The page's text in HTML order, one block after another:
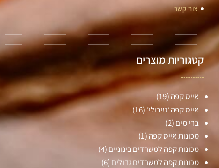
צור קשר
קטגוריות מוצרים
אייס קפה (19)
אייס קפה ‘טיבולי’ (16)
ברי מים (2)
מכונות אייס קפה (1)
מכונות קפה למשרדים בינוניים (4)
מכונות קפה למשרדים גדולים (6)